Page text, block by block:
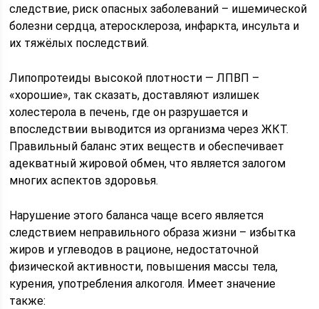
следствие, риск опасных заболеваний – ишемической
болезни сердца, атеросклероза, инфаркта, инсульта и
их тяжёлых последствий.
Липопротеиды высокой плотности — ЛПВП –
«хорошие», так сказать, доставляют излишек
холестерола в печень, где он разрушается и
впоследствии выводится из организма через ЖКТ.
Правильный баланс этих веществ и обеспечивает
адекватный жировой обмен, что является залогом
многих аспектов здоровья.
Нарушение этого баланса чаще всего является
следствием неправильного образа жизни – избытка
жиров и углеводов в рационе, недостаточной
физической активности, повышения массы тела,
курения, употребления алкоголя. Имеет значение
также: